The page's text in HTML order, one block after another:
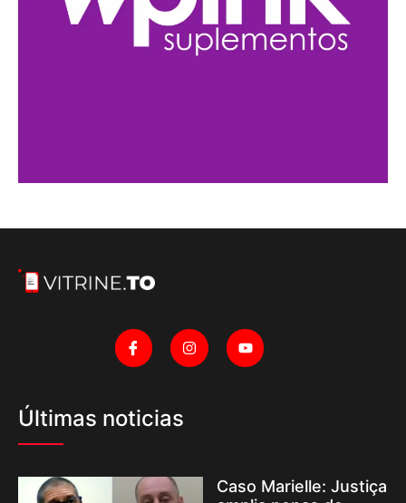
Últimas noticias
Caso Marielle: Justiça